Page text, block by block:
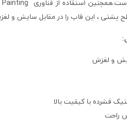
پشتی ، این قاب را در مقابل سایش و
و لغزش
فشرده با کیفیت بالا
راحت